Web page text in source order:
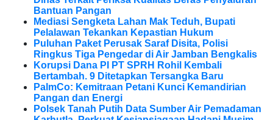
Bantuan Pangan
Mediasi Sengketa Lahan Mak Teduh, Bupati
Pelalawan Tekankan Kepastian Hukum
Puluhan Paket Perusak Saraf Disita, Polisi
Ringkus Tiga Pengedar di Air Jamban Bengkalis
Korupsi Dana PI PT SPRH Rohil Kembali
Bertambah. 9 Ditetapkan Tersangka Baru
PalmCo: Kemitraan Petani Kunci Kemandirian
Pangan dan Energi
Polsek Tanah Putih Data Sumber Air Pemadaman